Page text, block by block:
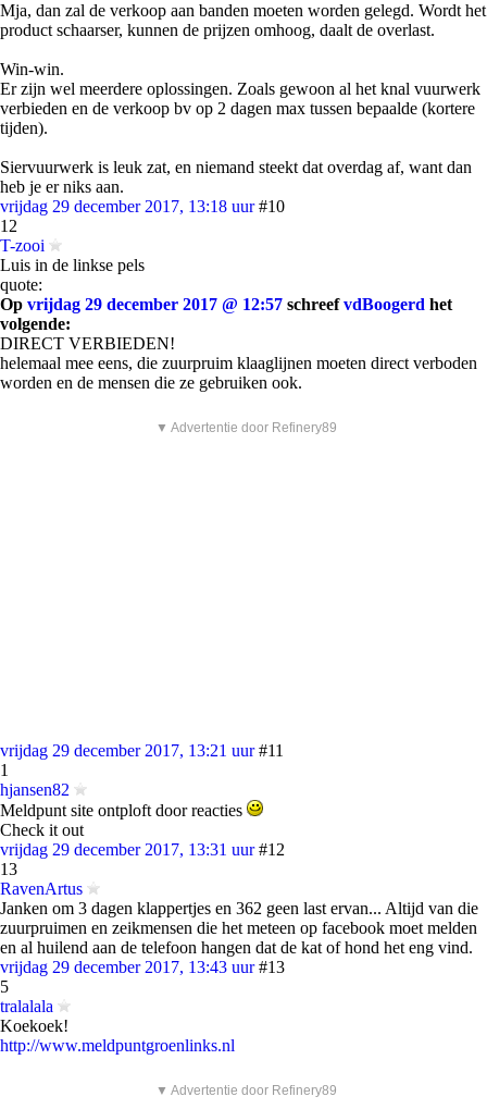
Mja, dan zal de verkoop aan banden moeten worden gelegd. Wordt het
product schaarser, kunnen de prijzen omhoog, daalt de overlast.
Win-win.
Er zijn wel meerdere oplossingen. Zoals gewoon al het knal vuurwerk
verbieden en de verkoop bv op 2 dagen max tussen bepaalde (kortere
tijden).
Siervuurwerk is leuk zat, en niemand steekt dat overdag af, want dan
heb je er niks aan.
vrijdag 29 december 2017, 13:18 uur #10
12
T-zooi
Luis in de linkse pels
quote:
Op vrijdag 29 december 2017 @ 12:57 schreefvdBoogerd het
volgende:
DIRECT VERBIEDEN!
helemaal mee eens, die zuurpruim klaaglijnen moeten direct verboden
worden en de mensen die ze gebruiken ook.
▼ Advertentie door Refinery89
vrijdag 29 december 2017, 13:21 uur #11
1
hjansen82
Meldpunt site ontploft door reacties
Check it out
vrijdag 29 december 2017, 13:31 uur #12
13
RavenArtus
Janken om 3 dagen klappertjes en 362 geen last ervan... Altijd van die
zuurpruimen en zeikmensen die het meteen op facebook moet melden
en al huilend aan de telefoon hangen dat de kat of hond het eng vind.
vrijdag 29 december 2017, 13:43 uur #13
5
tralalala
Koekoek!
http://www.meldpuntgroenlinks.nl
▼ Advertentie door Refinery89